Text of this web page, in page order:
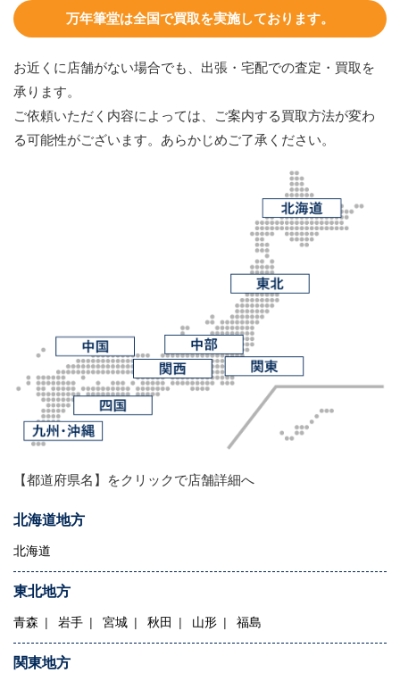
万年筆堂は全国で買取を実施しております。
お近くに店舗がない場合でも、出張・宅配での査定・買取を
承ります。
ご依頼いただく内容によっては、ご案内する買取方法が変わ
る可能性がございます。あらかじめご了承ください。
【都道府県名】をクリックで店舗詳細へ
北海道地方
北海道
東北地方
青森 岩手 宮城 秋田 山形 福島
関東地方